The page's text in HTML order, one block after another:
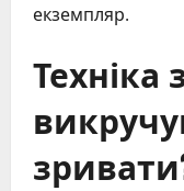
екземпляр.
Техніка